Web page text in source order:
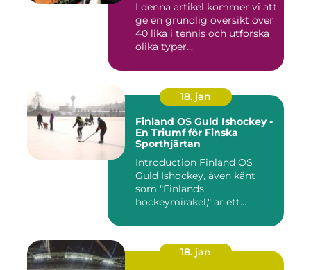
spännande och
frustrerande för spelare
och fans
I denna artikel kommer vi att
ge en grundlig översikt över
40 lika i tennis och utforska
olika typer...
18. jan
Finland OS Guld Ishockey -
En Triumf för Finska
Sporthjärtan
Introduction Finland OS
Guld Ishockey, även känt
som "Finlands
hockeymirakel," är ett
18. jan